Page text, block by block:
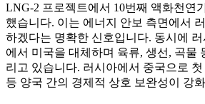
LNG-2 프로젝트에서 10번째 액화천연
했습니다. 이는 에너지 안보 측면에서
하겠다는 명확한 신호입니다. 동시에
에서 미국을 대체하며 육류, 생선, 곡물
리고 있습니다. 러시아에서 중국으로
등 양국 간의 경제적 상호 보완성이 강